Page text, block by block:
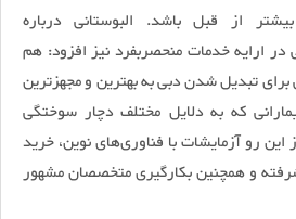
از قبل باشد. البوستانی درباره
ارایه خدمات منحصربفرد نیز افزود: هم
برای تبدیل شدن دبی به بهترین و مجهزترین
که به دلایل مختلف دچار سوختگی
رو آزمایشات با فناوری‌های نوین، خرید
و همچنین بکارگیری متخصصان مشهور